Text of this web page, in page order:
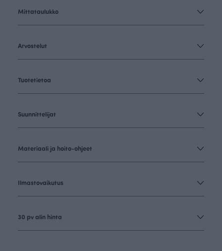
Mittataulukko
Arvostelut
Tuotetietoa
Suunnittelijat
Materiaali ja hoito-ohjeet
Ilmastovaikutus
30 pv alin hinta